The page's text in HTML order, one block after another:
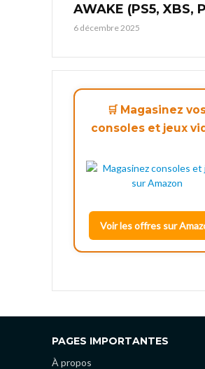
AWAKE (PS5, XBS,
6 décembre 2025
🛒 Magasinez
consoles et jeux
Voir les offres sur
PAGES IMPORTANTES
À propos